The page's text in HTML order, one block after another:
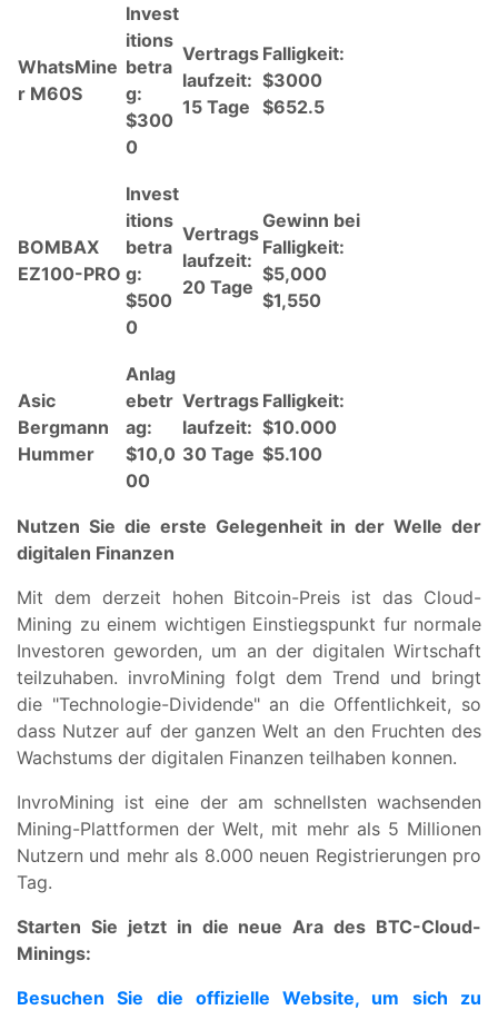
WhatsMine
r M60S
Invest
itions
betra
g:
$300
0
Vertrags
laufzeit:
15 Tage
Falligkeit:
$3000
$652.5
BOMBAX
EZ100-PRO
Invest
itions
betra
g:
$500
0
Vertrags
laufzeit:
20 Tage
Gewinn bei
Falligkeit:
$5,000
$1,550
Asic
Bergmann
Hummer
Anlag
ebetr
ag:
$10,0
00
Vertrags
laufzeit:
30 Tage
Falligkeit:
$10.000
$5.100
Nutzen Sie die erste Gelegenheit in der Welle der
digitalen Finanzen
Mit dem derzeit hohen Bitcoin-Preis ist das Cloud-
Mining zu einem wichtigen Einstiegspunkt fur normale
Investoren geworden, um an der digitalen Wirtschaft
teilzuhaben. invroMining folgt dem Trend und bringt
die "Technologie-Dividende" an die Offentlichkeit, so
dass Nutzer auf der ganzen Welt an den Fruchten des
Wachstums der digitalen Finanzen teilhaben konnen.
InvroMining ist eine der am schnellsten wachsenden
Mining-Plattformen der Welt, mit mehr als 5 Millionen
Nutzern und mehr als 8.000 neuen Registrierungen pro
Tag.
Starten Sie jetzt in die neue Ara des BTC-Cloud-
Minings:
Besuchen Sie die offizielle Website, um sich zu